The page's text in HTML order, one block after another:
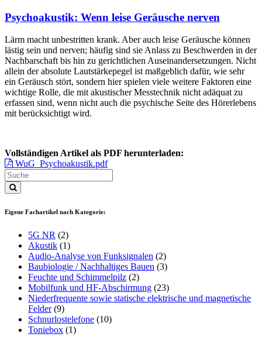
Psychoakustik: Wenn leise Geräusche nerven
Lärm macht unbestritten krank. Aber auch leise Geräusche können
lästig sein und nerven; häufig sind sie Anlass zu Beschwerden in der
Nachbarschaft bis hin zu gerichtlichen Auseinandersetzungen. Nicht
allein der absolute Lautstärkepegel ist maßgeblich dafür, wie sehr
ein Geräusch stört, sondern hier spielen viele weitere Faktoren eine
wichtige Rolle, die mit akustischer Messtechnik nicht adäquat zu
erfassen sind, wenn nicht auch die psychische Seite des Hörerlebens
mit berücksichtigt wird.
Vollständigen Artikel als PDF herunterladen:
WuG_Psychoakustik.pdf
Eigene Fachartikel nach Kategorie:
5G NR (2)
Akustik (1)
Audio-Analyse von Funksignalen (2)
Baubiologie / Nachhaltiges Bauen (3)
Feuchte und Schimmelpilz (2)
Mobilfunk und HF-Abschirmung (23)
Niederfrequente sowie statische elektrische und magnetische
Felder(9)
Schnurlostelefone (10)
Toniebox (1)